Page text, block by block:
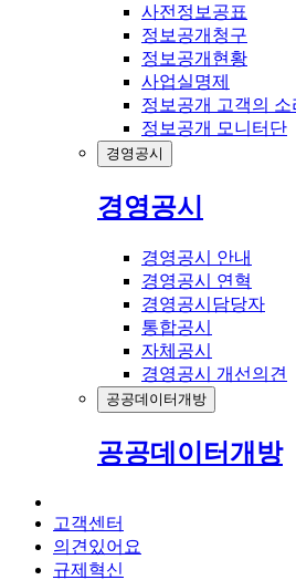
사전정보공표
정보공개청구
정보공개현황
사업실명제
정보공개 고객의 소
정보공개 모니터단
경영공시
경영공시
경영공시 안내
경영공시 연혁
경영공시담당자
통합공시
자체공시
경영공시 개선의견
공공데이터개방
공공데이터개방
고객센터
의견있어요
규제혁신